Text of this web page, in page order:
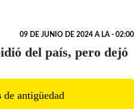
09 DE JUNIO DE 2024 A LA - 02:00
del país, pero dejó
de antigüedad